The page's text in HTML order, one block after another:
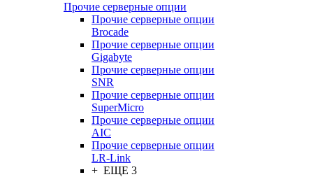
Прочие серверные опции
Прочие серверные опции
Brocade
Прочие серверные опции
Gigabyte
Прочие серверные опции
SNR
Прочие серверные опции
SuperMicro
Прочие серверные опции
AIC
Прочие серверные опции
LR-Link
+ ЕЩЕ 3